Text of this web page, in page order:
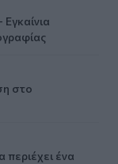
στο
περιέχει ένα